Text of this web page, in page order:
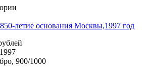
летие основания Москвы,1997 год
900/1000